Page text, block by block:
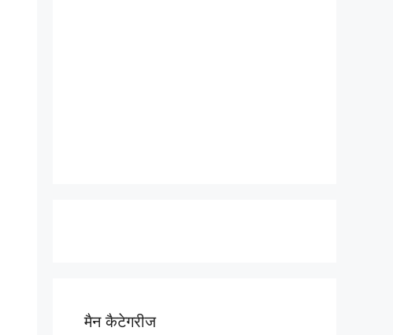
मैन कैटेगरीज